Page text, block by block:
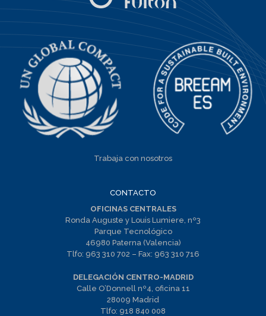
Trabaja con nosotros
CONTACTO
OFICINAS CENTRALES
Ronda Auguste y Louis Lumiere, nº3
Parque Tecnológico
46980 Paterna (Valencia)
Tlfo: 963 310 702 – Fax: 963 310 716
DELEGACIÓN CENTRO-MADRID
Calle O’Donnell nº4, oficina 11
28009 Madrid
Tlfo: 918 840 008